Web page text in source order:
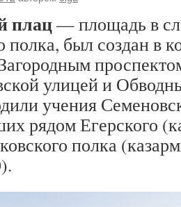
плац— площадь в
полка, был создан в
улицей и
учения
рядом Егерского
полка